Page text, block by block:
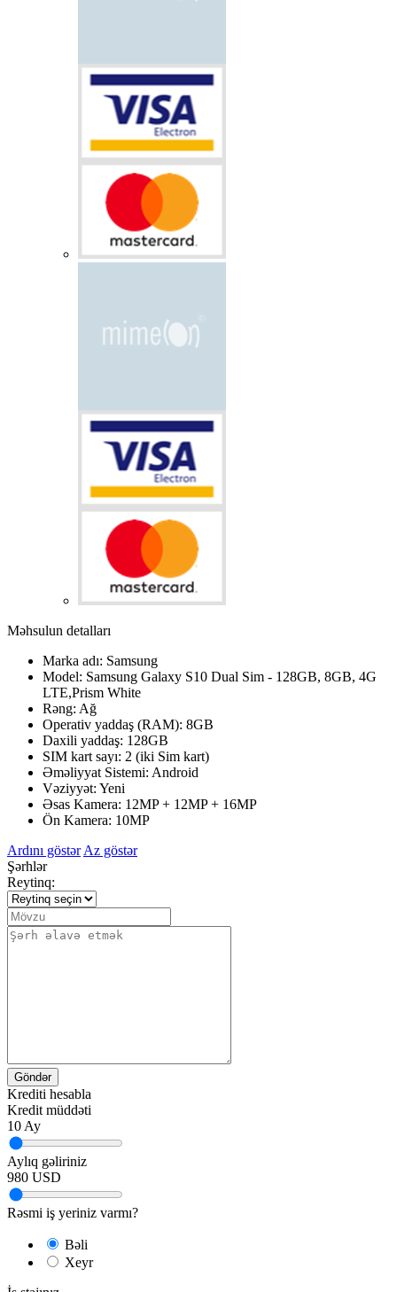
Məhsulun detalları
Marka adı: Samsung
Model: Samsung Galaxy S10 Dual Sim - 128GB, 8GB, 4G
LTE,Prism White
Rəng: Ağ
Operativ yaddaş (RAM): 8GB
Daxili yaddaş: 128GB
SIM kart sayı: 2 (iki Sim kart)
Əməliyyat Sistemi: Android
Vəziyyət: Yeni
Əsas Kamera: 12MP + 12MP + 16MP
Ön Kamera: 10MP
Ardını göstər Az göstər
Şərhlər
Reytinq:
Göndər
Krediti hesabla
Kredit müddəti
10 Ay
Aylıq gəliriniz
980 USD
Rəsmi iş yeriniz varmı?
Bəli
Xeyr